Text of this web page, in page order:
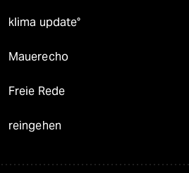
klima update°
Mauerecho
Freie Rede
reingehen